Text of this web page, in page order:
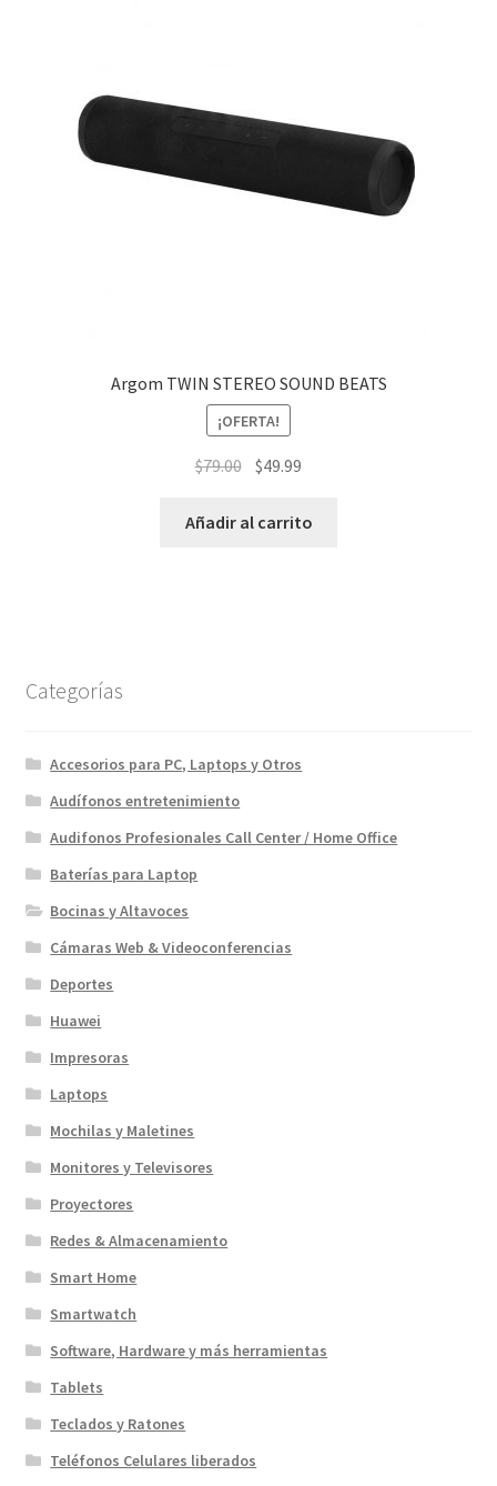
Argom TWIN STEREO SOUND BEATS
¡OFERTA!
$79.00 El
original
$49.99
actual
Añadir al carrito
Categorías
Accesorios para PC, Laptops y Otros
Audífonos entretenimiento
Audifonos Profesionales Call Center / Home Office
Baterías para Laptop
Bocinas y Altavoces
Cámaras Web & Videoconferencias
Deportes
Huawei
Impresoras
Laptops
Mochilas y Maletines
Monitores y Televisores
Proyectores
Redes & Almacenamiento
Smart Home
Smartwatch
Software, Hardware y más herramientas
Tablets
Teclados y Ratones
Teléfonos Celulares liberados